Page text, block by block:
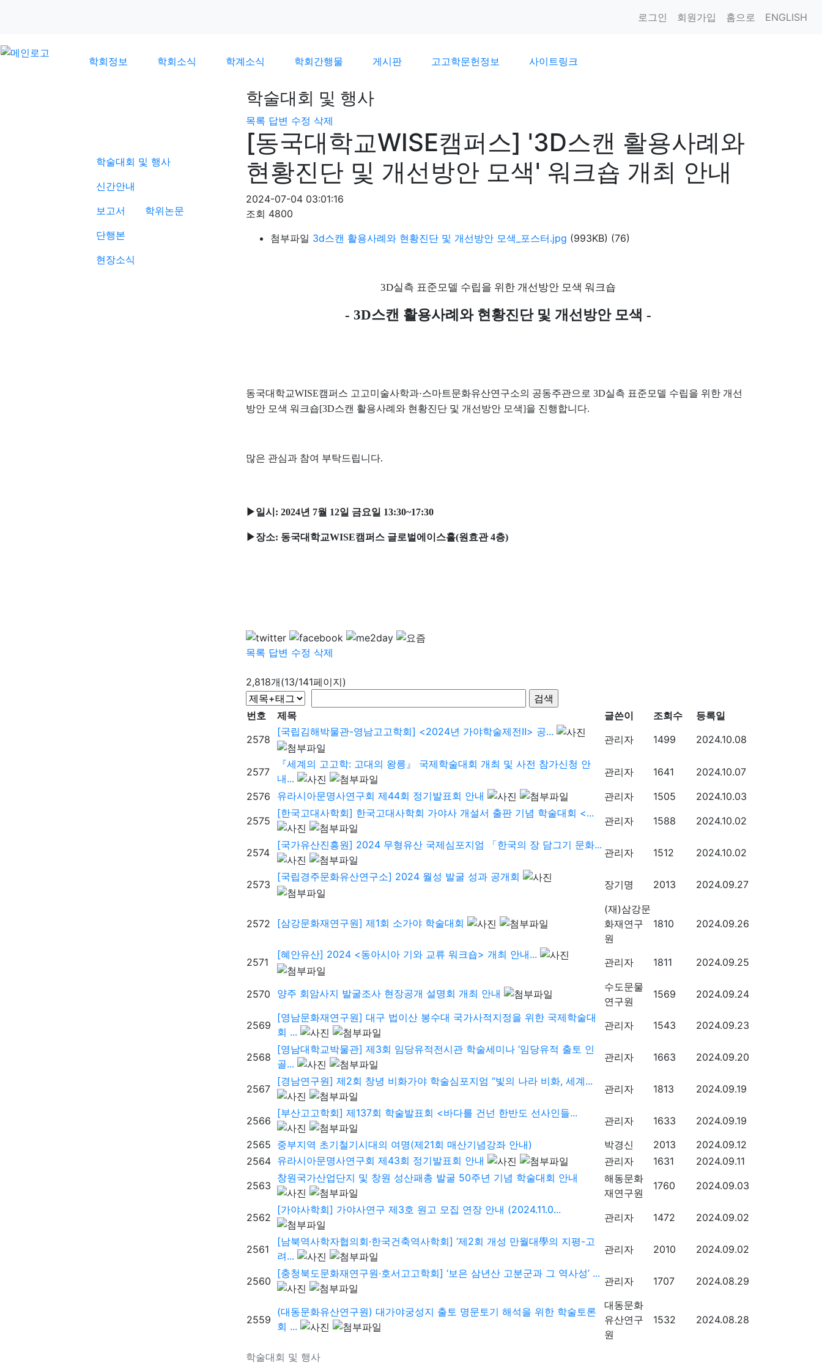
로그인 회원가입 홈으로 ENGLISH
학회정보 학회소식 학계소식 학회간행물 게시판 고고학문헌정보 사이트링크
학술대회 및 행사
신간안내
보고서
학위논문
단행본
현장소식
학술대회 및 행사
목록 답변 수정 삭제
[동국대학교WISE캠퍼스] '3D스캔 활용사례와
현황진단 및 개선방안 모색' 워크숍 개최 안내
2024-07-04 03:01:16
조회 4800
첨부파일 3d스캔 활용사례와 현황진단 및 개선방안 모색_포스터.jpg (993KB) (76)
3D실측 표준모델 수립을 위한 개선방안 모색 워크숍
- 3D스캔 활용사례와 현황진단 및 개선방안 모색 -
동국대학교WISE캠퍼스 고고미술사학과·스마트문화유산연구소의 공동주관으로 3D실측 표준모델 수립을 위한 개선
방안 모색 워크숍[3D스캔 활용사례와 현황진단 및 개선방안 모색]을 진행합니다.
많은 관심과 참여 부탁드립니다.
▶일시 : 2024년 7월 12일 금요일 13:30~17:30
▶장소: 동국대학교WISE캠퍼스 글로벌에이스홀(원효관4층)
목록 답변 수정 삭제
2,818개(13/141페이지)
학술대회 및 행사
번호 제목 글쓴이 조회수
등록일
2578
[국립김해박물관-영남고고학회] <2024년 가야학술제전Ⅱ> 공...
관리자 1499 2024.10.08
2577
『세계의 고고학: 고대의 왕릉』 국제학술대회 개최 및 사전 참가신청 안
내...
관리자 1641
2024.10.07
2576
유라시아문명사연구회 제44회 정기발표회 안내 관리자 1505
2024.10.03
2575
[한국고대사학회] 한국고대사학회 가야사 개설서 출판 기념 학술대회 <...
관리자 1588 2024.10.02
2574
[국가유산진흥원] 2024 무형유산 국제심포지엄 「한국의 장 담그기 문화...
관리자 1512 2024.10.02
2573
[국립경주문화유산연구소] 2024 월성 발굴 성과 공개회
장기명 2013 2024.09.27
2572 [삼강문화재연구원] 제1회 소가야 학술대회
(재)삼강문
화재연구
원
1810 2024.09.26
2571
[혜안유산] 2024 <동아시아 기와 교류 워크숍> 개최 안내...
관리자 1811 2024.09.25
2570 양주 회암사지 발굴조사 현장공개 설명회 개최 안내
수도문물
연구원
1569 2024.09.24
2569
[영남문화재연구원] 대구 법이산 봉수대 국가사적지정을 위한 국제학술대
회 ...
관리자 1543 2024.09.23
2568
[영남대학교박물관] 제3회 임당유적전시관 학술세미나 ‘임당유적 출토 인
골...
관리자 1663 2024.09.20
2567
[경남연구원] 제2회 창녕 비화가야 학술심포지엄 “빛의 나라 비화, 세계...
관리자 1813 2024.09.19
2566
[부산고고학회] 제137회 학술발표회 <바다를 건넌 한반도 선사인들...
관리자 1633
2024.09.19
2565 중부지역 초기철기시대의 여명(제21회 매산기념강좌 안내) 박경신 2013
2024.09.12
2564 유라시아문명사연구회 제43회 정기발표회 안내 관리자 1631
2024.09.11
2563
창원국가산업단지 및 창원 성산패총 발굴 50주년 기념 학술대회 안내
해동문화
재연구원
1760 2024.09.03
2562
[가야사학회] 가야사연구 제3호 원고 모집 연장 안내 (2024.11.0...
관리자 1472 2024.09.02
2561
[남북역사학자협의회·한국건축역사학회] ‘제2회 개성 만월대學의 지평-고
려...
관리자 2010 2024.09.02
2560
[충청북도문화재연구원·호서고고학회] ‘보은 삼년산 고분군과 그 역사성’ ...
관리자 1707 2024.08.29
2559
(대동문화유산연구원) 대가야궁성지 출토 명문토기 해석을 위한 학술토론
회 ...
대동문화
유산연구
원
1532 2024.08.28